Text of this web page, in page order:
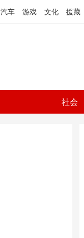
汽车 游戏 文化 援藏
社会